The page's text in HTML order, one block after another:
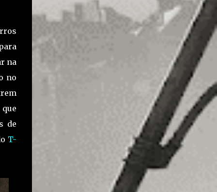
na
no
de
T-
Kendo acaba sendo morta pelo pai após
Leon e Ada passarem pela Loja de Armas.
Depois, Kendo estaria prestes a se matar,
mas acaba recebendo uma ligação de um
amigo para um resgate. O trajeto de Kendo é
ocorre a batalha contra William Birkin em
sua segunda mutação que deve-se ativar um